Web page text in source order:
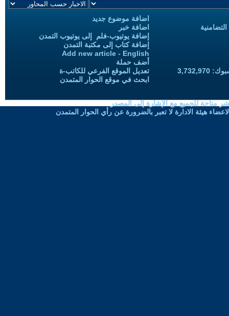
اضافة موضوع جديد
اضافة خبر
إضافة يوتيوب-فلم إلى يوتيوب التمدن
إضافة كتاب إلى مكتبة التمدن
Add new article - English
أضف حملة
تعديل الموقع الفرعي للكاتب-ة
ابحث في موقع الحوار المتمدن
متاحة للجميع مع الإشارة إلى المصدر
هيئة الادارة لا تعبر بالضرورة عن رأي الحوار المتمدن